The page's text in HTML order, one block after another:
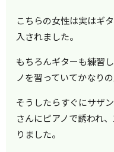
こちらの女性は実はギ
入されました。
もちろんギターも練習
ノを習っていてかなり
そうしたらすぐにサザ
さんにピアノで誘われ
りました。